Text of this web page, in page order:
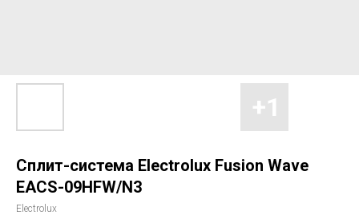
Сплит-система Electrolux Fusion Wave
EACS-09HFW/N3
Electrolux